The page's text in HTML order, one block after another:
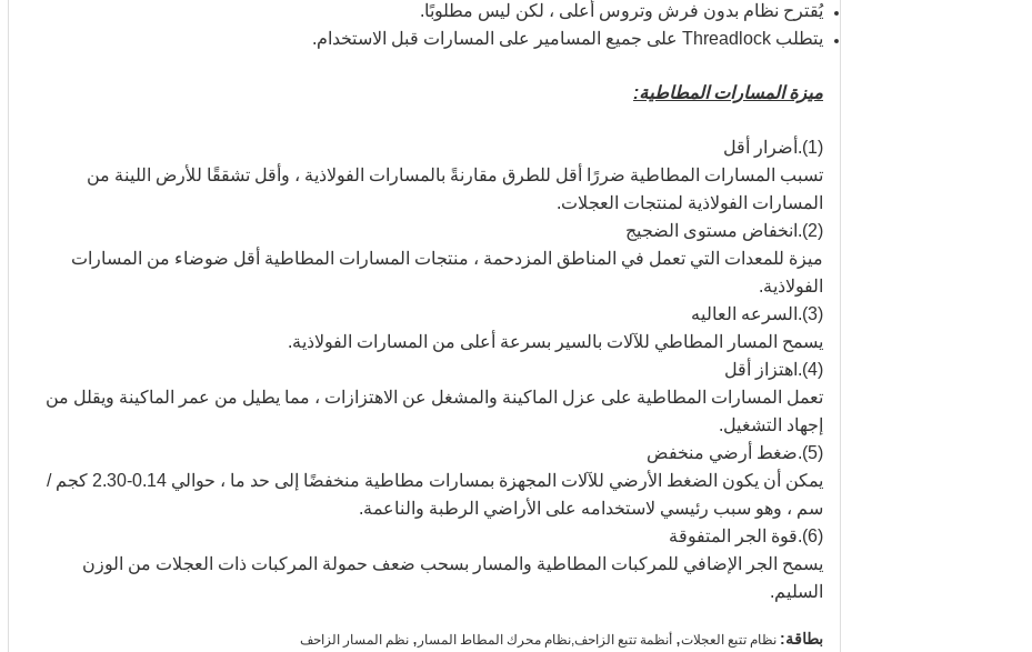
يُقترح نظام بدون فرش وتروس أعلى ، لكن ليس مطلوبًا.
يتطلب Threadlock على جميع المسامير على المسارات قبل الاستخدام.
ميزة المسارات المطاطية:
(1).أضرار أقل
تسبب المسارات المطاطية ضررًا أقل للطرق مقارنةً بالمسارات الفولاذية ، وأقل تشققًا للأرض اللينة من
المسارات الفولاذية لمنتجات العجلات.
(2).انخفاض مستوى الضجيج
ميزة للمعدات التي تعمل في المناطق المزدحمة ، منتجات المسارات المطاطية أقل ضوضاء من المسارات
الفولاذية.
(3).السرعه العاليه
يسمح المسار المطاطي للآلات بالسير بسرعة أعلى من المسارات الفولاذية.
(4).اهتزاز أقل
تعمل المسارات المطاطية على عزل الماكينة والمشغل عن الاهتزازات ، مما يطيل من عمر الماكينة ويقلل من
إجهاد التشغيل.
(5).ضغط أرضي منخفض
يمكن أن يكون الضغط الأرضي للآلات المجهزة بمسارات مطاطية منخفضًا إلى حد ما ، حوالي 0.14-2.30 كجم /
سم ، وهو سبب رئيسي لاستخدامه على الأراضي الرطبة والناعمة.
(6).قوة الجر المتفوقة
يسمح الجر الإضافي للمركبات المطاطية والمسار بسحب ضعف حمولة المركبات ذات العجلات من الوزن
السليم.
بطاقة: نظام تتبع العجلات, أنظمة تتبع الزاحف,نظام محرك المطاط المسار , نظم المسار الزاحف